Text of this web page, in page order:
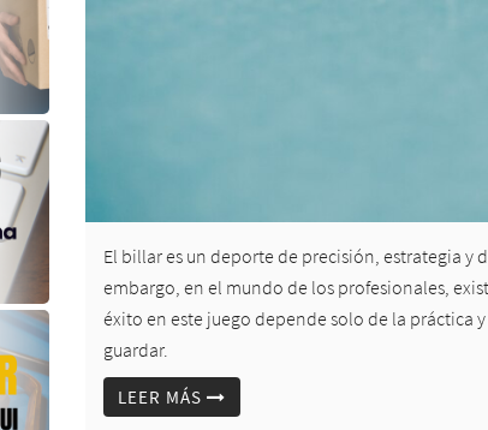
El billar es un deporte de precisión, estrategia y
embargo, en el mundo de los profesionales,
éxito en este juego depende solo de la práctica
guardar.
LEER MÁS